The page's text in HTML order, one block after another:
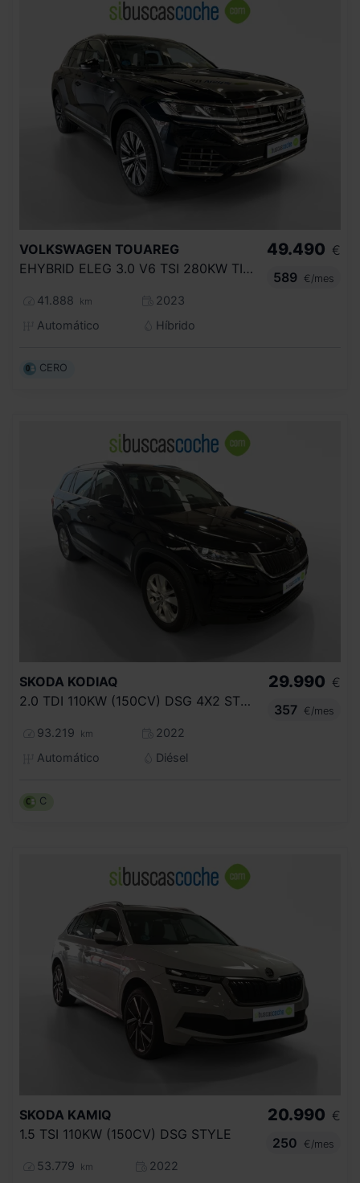
VOLKSWAGEN TOUAREG
EHYBRID ELEG 3.0 V6 TSI 280KW TIP 4M
41.888 km
2023
Automático
Híbrido
49.490 €
589
€/mes
CERO
SKODA KODIAQ
2.0 TDI 110KW (150CV) DSG 4X2 STYLE
93.219 km
2022
Automático
Diésel
29.990 €
357
€/mes
C
SKODA KAMIQ
1.5 TSI 110KW (150CV) DSG STYLE
53.779 km 2022
20.990 €
250
€/mes